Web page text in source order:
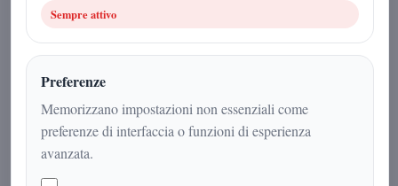
Sempre attivo
Preferenze
Memorizzano impostazioni non essenziali come
preferenze di interfaccia o funzioni di esperienza
avanzata.